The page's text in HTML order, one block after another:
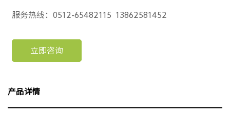
服务热线：0512-65482115 13862581452
立即咨询
产品详情